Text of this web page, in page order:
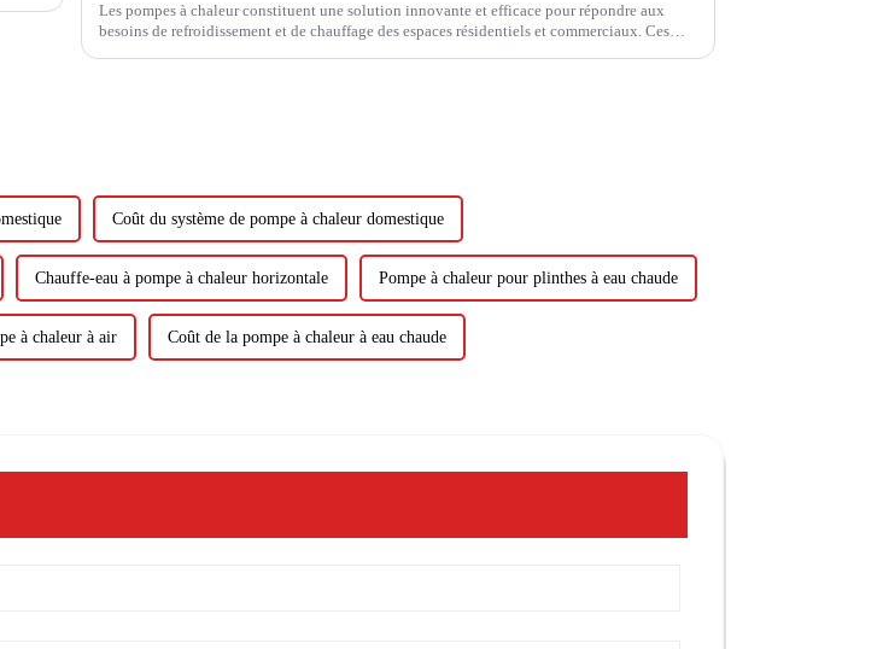
Les pompes à chaleur constituent une solution innovante et efficace pour répondre aux
besoins de refroidissement et de chauffage des espaces résidentiels et commerciaux. Ces
Coût du système de pompe à chaleur domestique
Chauffe-eau à pompe à chaleur horizontale Pompe à chaleur pour plinthes à eau chaude
à chaleur à air Coût de la pompe à chaleur à eau chaude